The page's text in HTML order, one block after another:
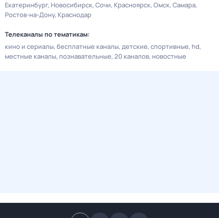
Екатеринбург Новосибирск Сочи Красноярск Омск Самара
Ростов-на-Дону Краснодар
Телеканалы по тематикам:
кино и сериалы бесплатные каналы детские спортивные hd
местные каналы познавательные 20 каналов новостные